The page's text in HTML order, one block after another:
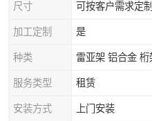
尺寸 可按客户需求定制
加工定制 是
种类 雷亚架 铝合金 桁
服务类型 租赁
安装方式 上门安装